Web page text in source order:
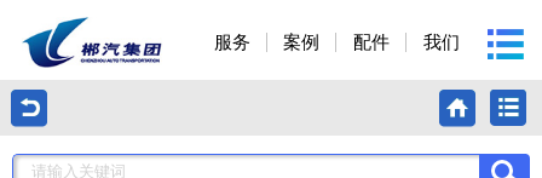
服务 案例 配件 我们